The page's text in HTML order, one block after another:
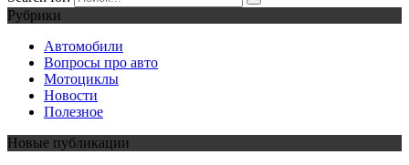
Рубрики
Автомобили
Вопросы про авто
Мотоциклы
Новости
Полезное
Новые публикации